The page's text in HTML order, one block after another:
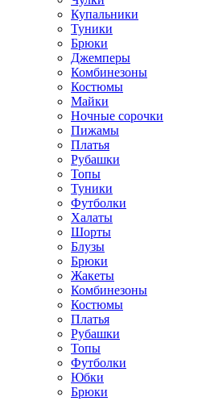
Купальники
Туники
Брюки
Джемперы
Комбинезоны
Костюмы
Майки
Ночные сорочки
Пижамы
Платья
Рубашки
Топы
Туники
Футболки
Халаты
Шорты
Блузы
Брюки
Жакеты
Комбинезоны
Костюмы
Платья
Рубашки
Топы
Футболки
Юбки
Брюки